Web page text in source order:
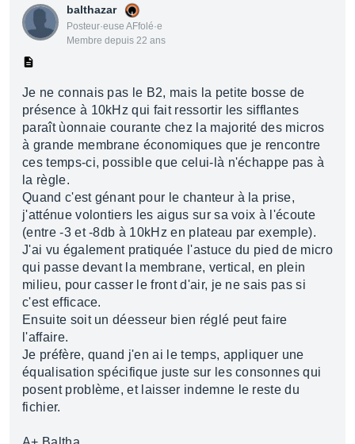
balthazar
Posteur·euse AFfolé·e
Membre depuis 22 ans
Je ne connais pas le B2, mais la petite bosse de
présence à 10kHz qui fait ressortir les sifflantes
paraît ùonnaie courante chez la majorité des micros
à grande membrane économiques que je rencontre
ces temps-ci, possible que celui-là n'échappe pas à
la règle.
Quand c'est génant pour le chanteur à la prise,
j'atténue volontiers les aigus sur sa voix à l'écoute
(entre -3 et -8db à 10kHz en plateau par exemple).
J'ai vu également pratiquée l'astuce du pied de micro
qui passe devant la membrane, vertical, en plein
milieu, pour casser le front d'air, je ne sais pas si
c'est efficace.
Ensuite soit un déesseur bien réglé peut faire
l'affaire.
Je préfère, quand j'en ai le temps, appliquer une
équalisation spécifique juste sur les consonnes qui
posent problème, et laisser indemne le reste du
fichier.